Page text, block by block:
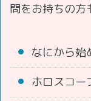
問をお持ちの方
なにから始
ホロスコー